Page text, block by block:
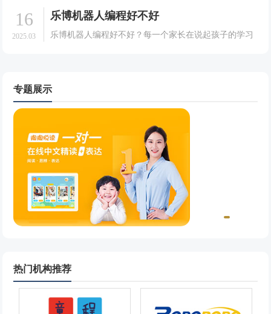
一些能有利于孩子成长的课程。就拿现在很多的家长想
了解一.
16
2025.03
乐博机器人编程好不好
乐博机器人编程好不好？每一个家长在说起孩子的学习
有利于孩.
专题展示
热门机构推荐